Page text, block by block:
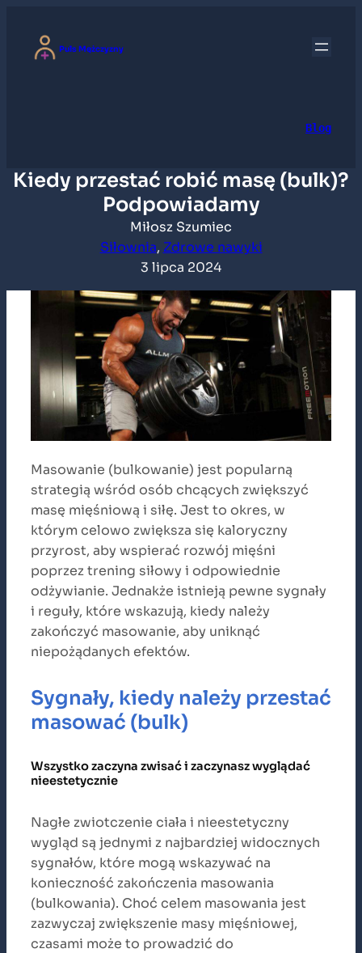
treści
Puls Mężczyzny
Blog
Kiedy przestać robić masę (bulk)?
Podpowiadamy
Miłosz Szumiec
Siłownia, Zdrowe nawyki
3 lipca 2024
Masowanie (bulkowanie) jest popularną
strategią wśród osób chcących zwiększyć
masę mięśniową i siłę. Jest to okres, w
którym celowo zwiększa się kaloryczny
przyrost, aby wspierać rozwój mięśni
poprzez trening siłowy i odpowiednie
odżywianie. Jednakże istnieją pewne sygnały
i reguły, które wskazują, kiedy należy
zakończyć masowanie, aby uniknąć
niepożądanych efektów.
Sygnały, kiedy należy przestać
masować (bulk)
Wszystko zaczyna zwisać i zaczynasz wyglądać
nieestetycznie
Nagłe zwiotczenie ciała i nieestetyczny
wygląd są jednymi z najbardziej widocznych
sygnałów, które mogą wskazywać na
konieczność zakończenia masowania
(bulkowania). Choć celem masowania jest
zazwyczaj zwiększenie masy mięśniowej,
czasami może to prowadzić do